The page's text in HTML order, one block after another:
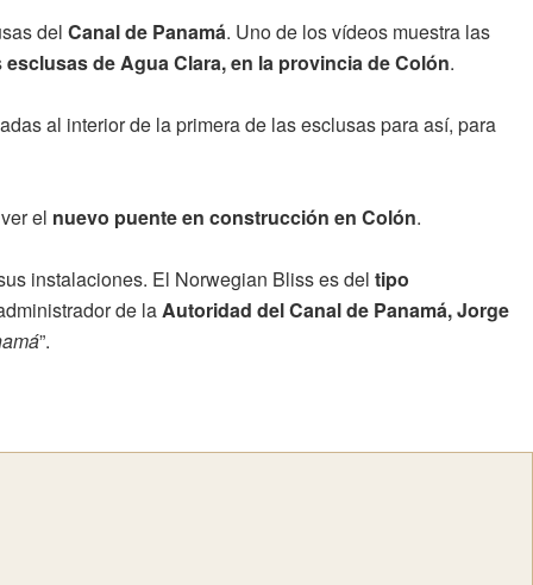
del Canal de Panamá. Uno de los vídeos muestra las
esclusas de Agua Clara, en la provincia de Colón.
al interior de la primera de las esclusas para así, para
el nuevo puente en construcción en Colón.
instalaciones. El Norwegian Bliss es del tipo
de laAutoridad del Canal de Panamá, Jorge
”.